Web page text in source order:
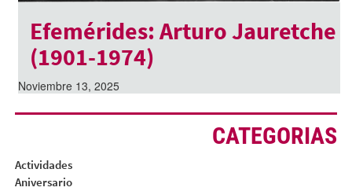
Efemérides: Arturo Jauretche
(1901-1974)
Noviembre 13, 2025
CATEGORIAS
Actividades
Aniversario